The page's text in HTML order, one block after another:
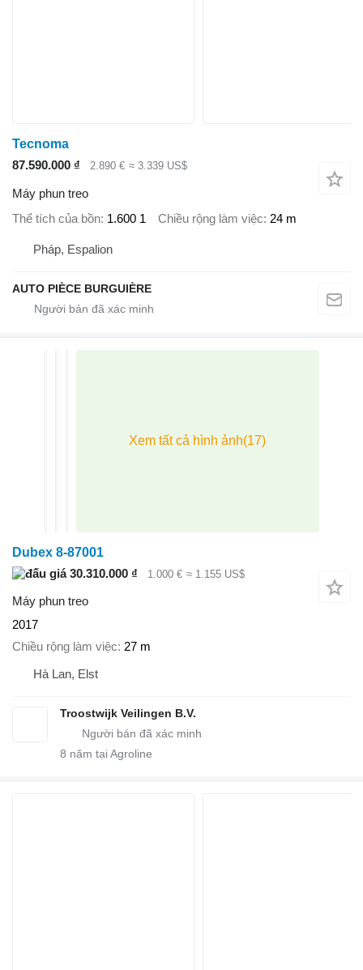
Tecnoma
87.590.000 ₫
2.890 € ≈ 3.339 US$
Máy phun treo
Thể tích của bồn 1.600 1 Chiều rộng làm việc 24 m
Pháp, Espalion
AUTO PIÈCE BURGUIÈRE
Dubex 8-87001
30.310.000 ₫
1.000 € ≈ 1.155 US$
Máy phun treo
2017
Chiều rộng làm việc 27 m
Hà Lan, Elst
Troostwijk Veilingen B.V.
8 năm tại Agroline